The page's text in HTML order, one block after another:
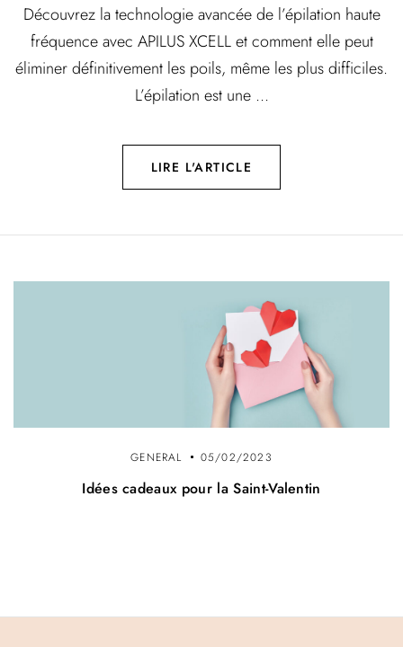
Découvrez la technologie avancée de l’épilation haute
fréquence avec APILUS XCELL et comment elle peut
éliminer définitivement les poils, même les plus difficiles.
L’épilation est une ...
LIRE L'ARTICLE
GENERAL 05/02/2023
Idées cadeaux pour la Saint-Valentin